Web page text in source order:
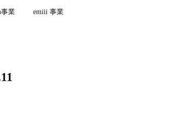
事業 emiii 事業
11